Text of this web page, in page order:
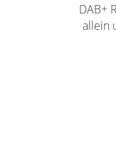
DAB+
allein